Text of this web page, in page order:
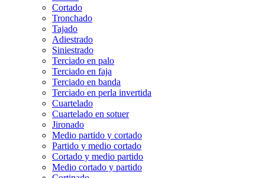
Cortado
Tronchado
Tajado
Adiestrado
Siniestrado
Terciado en palo
Terciado en faja
Terciado en banda
Terciado en perla invertida
Cuartelado
Cuartelado en sotuer
Jironado
Medio partido y cortado
Partido y medio cortado
Cortado y medio partido
Medio cortado y partido